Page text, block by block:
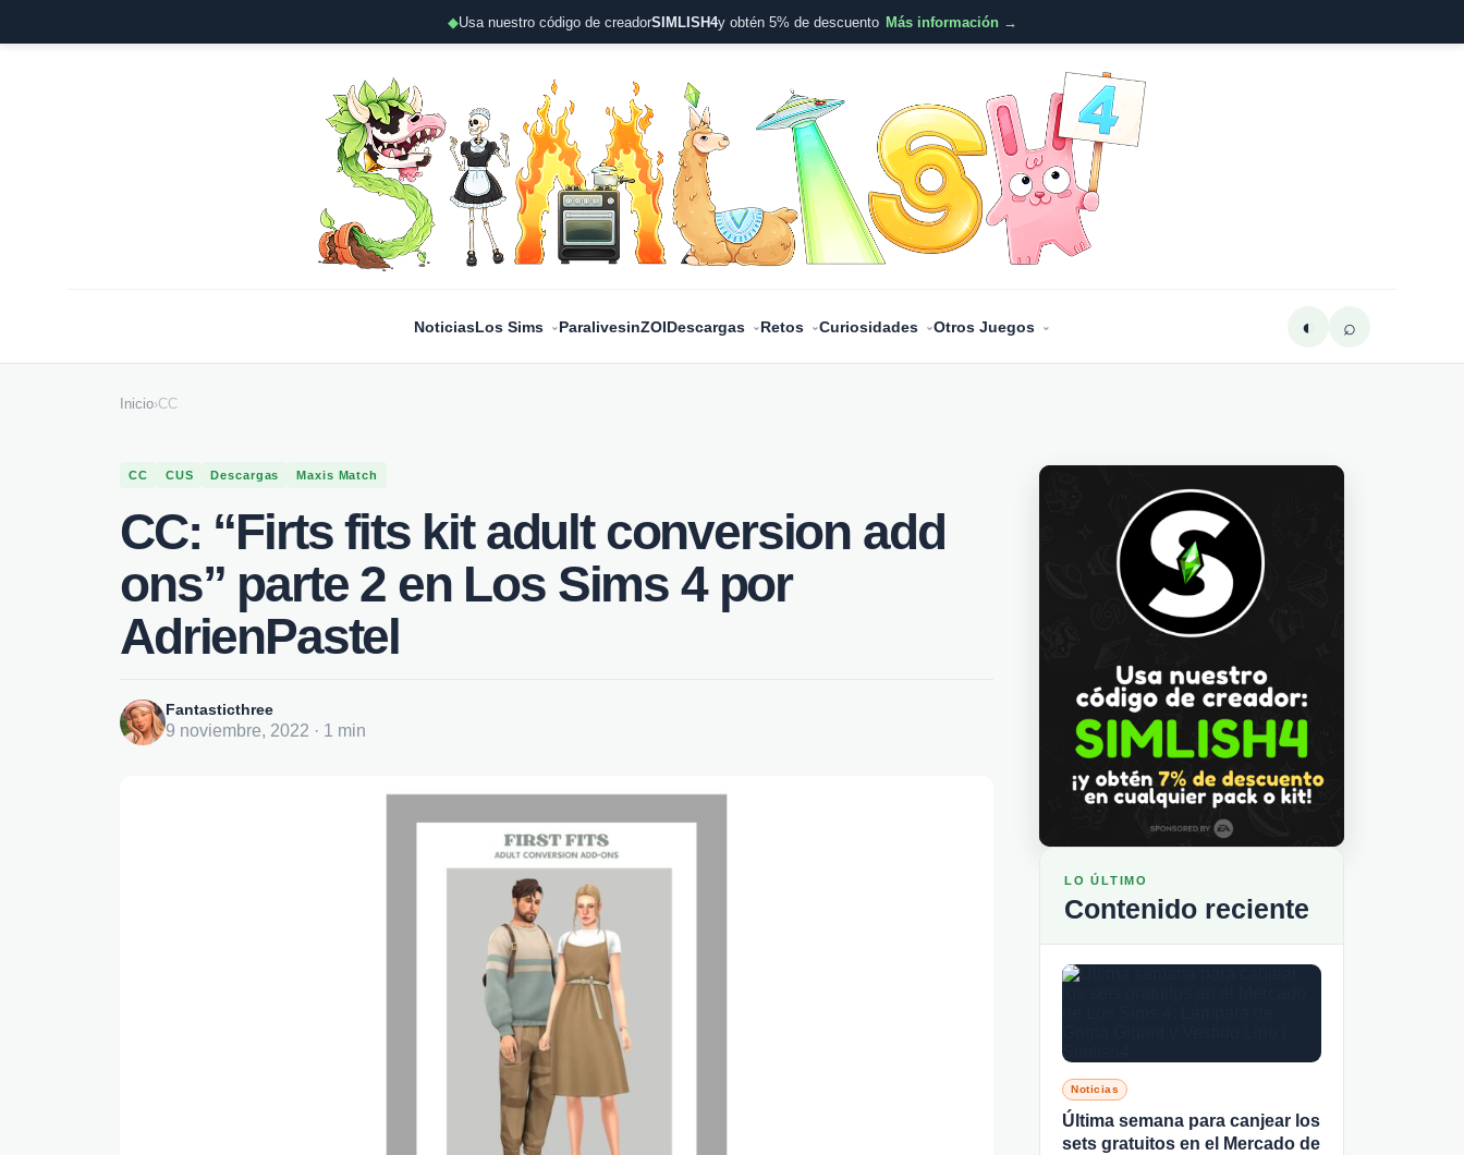
◆Usa nuestro código de creadorSIMLISH4y obtén 5% de descuento Más información →
NoticiasLos Sims ParalivesinZOIDescargas Retos Curiosidades Otros Juegos ◐ ⌕
Inicio›CC
CC CUS Descargas Maxis Match
CC: “Firts fits kit adult conversion add
ons” parte 2 en Los Sims 4 por
AdrienPastel
Fantasticthree
9 noviembre, 2022 · 1 min
LO ÚLTIMO
Contenido reciente
Noticias
Última semana para canjear los
sets gratuitos en el Mercado de